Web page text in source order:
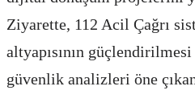
Ziyarette, 112 Acil Çağrı
altyapısının
güvenlik analizleri öne